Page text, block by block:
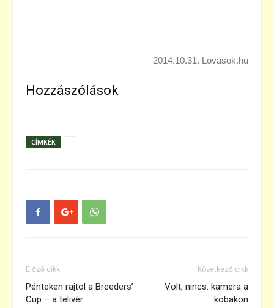
2014.10.31. Lovasok.hu
Hozzászólások
CÍMKÉK .
Előző cikk
Pénteken rajtol a Breeders’
Cup – a telivér
Következő cikk
Volt, nincs: kamera a
kobakon